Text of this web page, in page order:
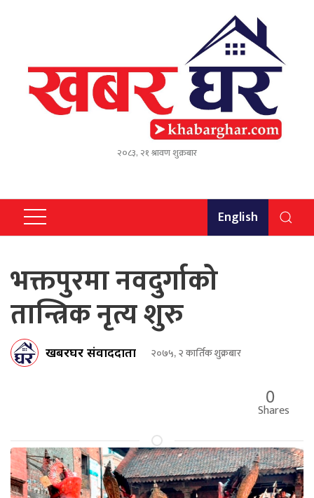
२०८३, २१ श्रावण शुक्रबार
English
भक्तपुरमा नवदुर्गाको
तान्त्रिक नृत्य शुरु
खबरघर संवाददाता २०७५, २ कार्तिक शुक्रबार
0
Shares